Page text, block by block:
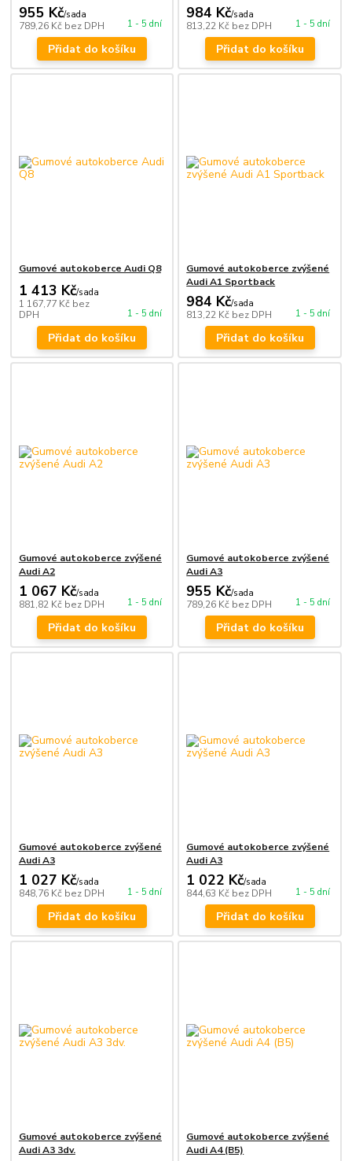
955 Kč/sada
789,26 Kč bez DPH 1 - 5 dní
Přidat do košíku
984 Kč/sada
813,22 Kč bez DPH 1 - 5 dní
Přidat do košíku
Gumové autokoberce Audi Q8
1 413 Kč/sada
1 167,77 Kč bez
DPH
1 - 5 dní
Přidat do košíku
Gumové autokoberce zvýšené
Audi A1 Sportback
984 Kč/sada
813,22 Kč bez DPH 1 - 5 dní
Přidat do košíku
Gumové autokoberce zvýšené
Audi A2
1 067 Kč/sada
881,82 Kč bez DPH 1 - 5 dní
Přidat do košíku
Gumové autokoberce zvýšené
Audi A3
955 Kč/sada
789,26 Kč bez DPH 1 - 5 dní
Přidat do košíku
Gumové autokoberce zvýšené
Audi A3
1 027 Kč/sada
848,76 Kč bez DPH 1 - 5 dní
Přidat do košíku
Gumové autokoberce zvýšené
Audi A3
1 022 Kč/sada
844,63 Kč bez DPH 1 - 5 dní
Přidat do košíku
Gumové autokoberce zvýšené
Audi A3 3dv.
Gumové autokoberce zvýšené
Audi A4 (B5)